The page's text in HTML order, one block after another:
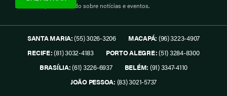
Assine e fique informado sobre notícias e eventos.
SANTA MARIA:(55) 3026-3206 MACAPÁ: (96) 3223-4907
RECIFE:(81) 3032-4183 PORTO ALEGRE:(51) 3284-8300
BRASÍLIA:(61) 3226-6937 BELÉM: (91) 3347-4110
JOÃO PESSOA: (83) 3021-5737